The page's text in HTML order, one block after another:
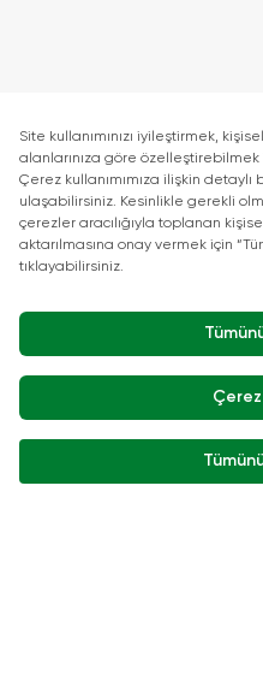
Etkinlikler Hakkında
Food Master Class Özel Fuar
Turları
Food Tech Garage Start-Up Alanı
Show Mutfağı Şef Atölyeleri
+90 212 266 7010